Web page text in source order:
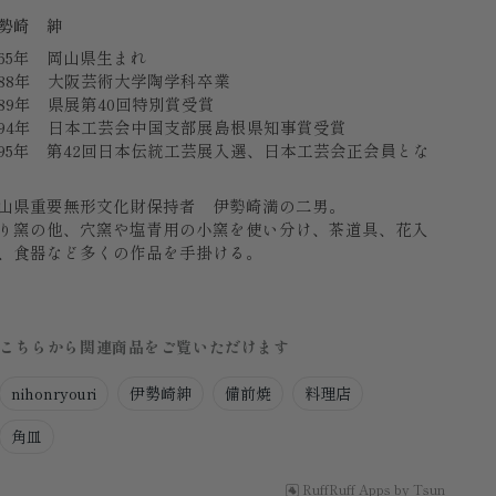
崎 紳
年 岡山県生まれ
年 大阪芸術大学陶学科卒業
年 県展第40回特別賞受賞
年 日本工芸会中国支部展島根県知事賞受賞
年 第42回日本伝統工芸展入選、日本工芸会正会員とな
県重要無形文化財保持者 伊勢崎満の二男。
窯の他、穴窯や塩青用の小窯を使い分け、茶道具、花入
食器など多くの作品を手掛ける。
こちらから関連商品をご覧いただけます
nihonryouri 伊勢崎紳 備前焼
料理店
角皿
RuffRuff Apps by Tsun